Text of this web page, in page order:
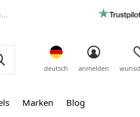
Marken Blog
deutsch anmelden